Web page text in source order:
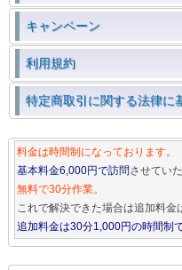
キャンペーン
利用規約
特定商取引に関する法律に
料金は時間制になっております。
基本料金6,000円で訪問させていた
無料で30分作業。
これで解決できた場合は追加料金
追加料金は30分1,000円の時間制で